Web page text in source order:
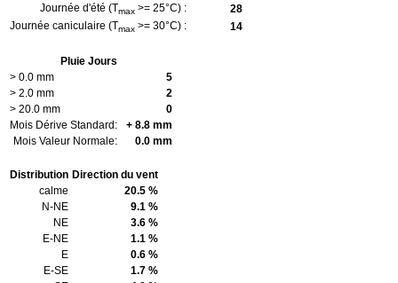
Journée d'été (Tmax >= 25°C) :
28
Journée caniculaire (Tmax >= 30°C) : 14
Pluie Jours
> 0.0 mm
5
> 2.0 mm
2
> 20.0 mm
0
Mois Dérive Standard:
+ 8.8 mm
Mois Valeur Normale:
0.0 mm
Distribution Direction du vent
calme
20.5 %
N-NE
9.1 %
NE
3.6 %
E-NE
1.1 %
E
0.6 %
E-SE
1.7 %